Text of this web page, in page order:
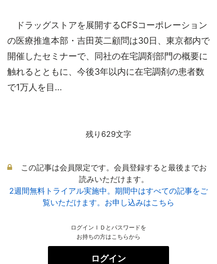
ドラッグストアを展開するCFSコーポレーション
の医療推進本部・吉田英二顧問は30日、東京都内で
開催したセミナーで、同社の在宅調剤部門の概要に
触れるとともに、今後3年以内に在宅調剤の患者数
で1万人を目...
残り629文字
この記事は会員限定です。会員登録すると最後までお
読みいただけます。
2週間無料トライアル実施中。期間中はすべての記事をご
覧いただけます。お申し込みはこちら
ログインＩＤとパスワードを
お持ちの方はこちらから
ログイン